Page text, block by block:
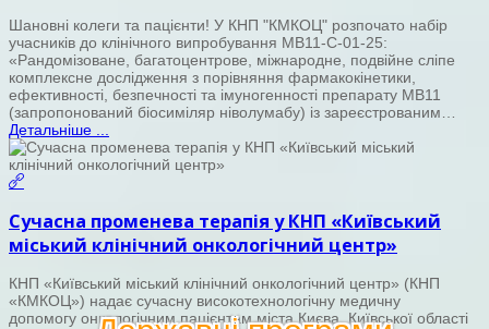
Шановні колеги та пацієнти! У КНП "КМКОЦ" розпочато набір
учасників до клінічного випробування MB11-С-01-25:
«Рандомізоване, багатоцентрове, міжнародне, подвійне сліпе
комплексне дослідження з порівняння фармакокінетики,
ефективності, безпечності та імуногенності препарату MВ11
(запропонований біосиміляр ніволумабу) із зареєстрованим…
Детальніше ...
Сучасна променева терапія у КНП «Київський
міський клінічний онкологічний центр»
КНП «Київський міський клінічний онкологічний центр» (КНП
«КМКОЦ») надає сучасну високотехнологічну медичну
допомогу онкологічним пацієнтам міста Києва, Київської області